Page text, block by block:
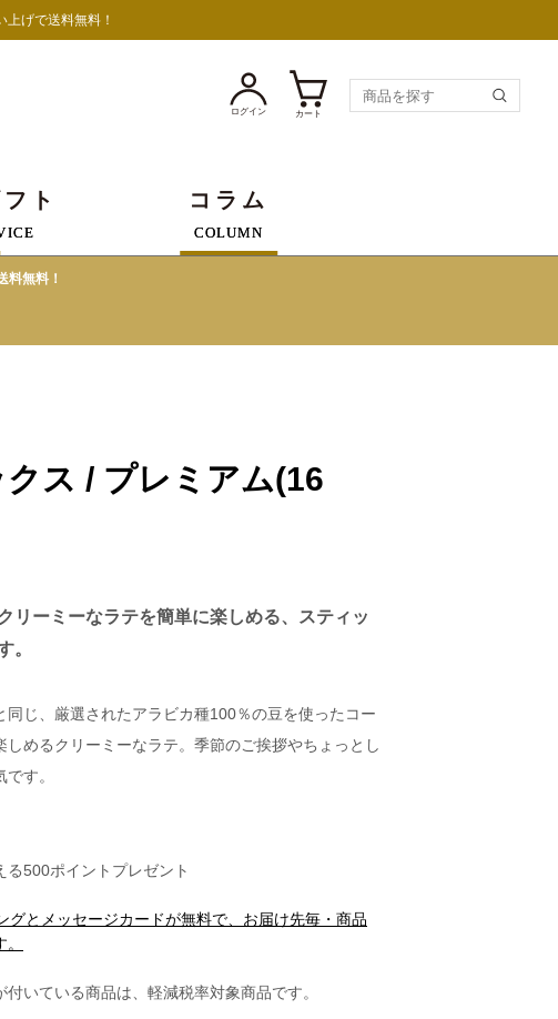
げで送料無料！
ログイン カート
ト コラム
COLUMN
無料！
ス / プレミアム(16
リーミーなラテを簡単に楽しめる、スティッ
。
同じ、厳選されたアラビカ種100％の豆を使ったコー
しめるクリーミーなラテ。季節のご挨拶やちょっとし
す。
る500ポイントプレゼント
グとメッセージカードが無料で、お届け先毎・商品
いている商品は、軽減税率対象商品です。